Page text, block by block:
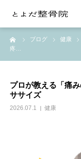
ブログ 健康
疼…
プロが教える「痛
ササイズ
2026.07.1 健康
当院の紹介
交通事故の治療